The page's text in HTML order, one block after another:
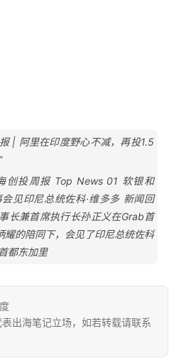
| 阿里在印度野心不减，再投1.5
创投周报 Top News 01 软银和
见印尼总统佐科·维多多 新闻回
长兼首席执行长孙正义在Grab首
耀的陪同下，会见了印尼总统佐科
都东加里
出海笔记立场，如若转载请联系